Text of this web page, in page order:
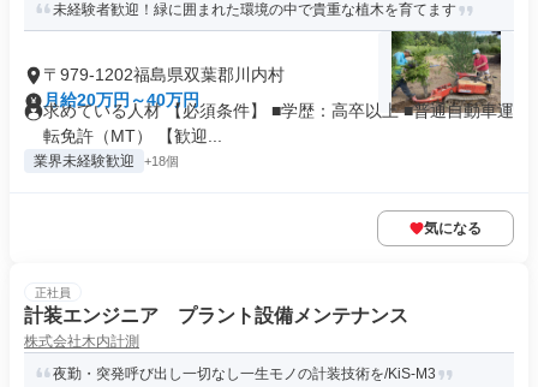
未経験者歓迎！緑に囲まれた環境の中で貴重な植木を育てます
〒979-1202福島県双葉郡川内村
月給20万円～40万円
求めている人材 【必須条件】 ■学歴：高卒以上 ■普通自動車運
転免許（MT） 【歓迎...
業界未経験歓迎 +18個
気になる
正社員
計装エンジニア プラント設備メンテナンス
株式会社木内計測
夜勤・突発呼び出し一切なし一生モノの計装技術を/KiS-M3